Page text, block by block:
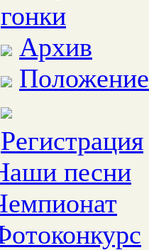
гонки
Архив
Положение
Регистрация
песни